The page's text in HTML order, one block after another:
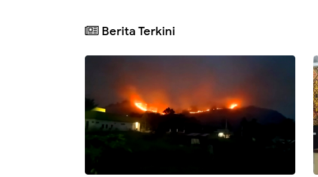
Berita Terkini